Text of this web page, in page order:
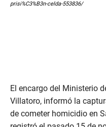
prisi%C3%B3n-celda-553836/
El encargo del Ministerio
Villatoro, informó la
de cometer homicidio en